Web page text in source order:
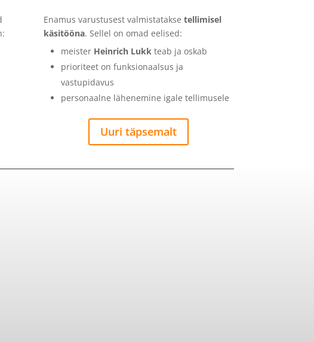
Enamus varustusest valmistatakse tellimisel
käsitööna. Sellel on omad eelised:
meister Heinrich Lukkteab ja oskab
prioriteet on funksionaalsus ja
vastupidavus
personaalne lähenemine igale tellimusele
Uuri täpsemalt